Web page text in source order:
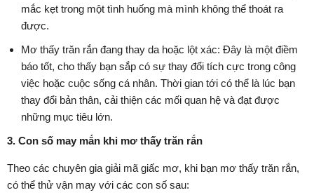
mắc kẹt trong một tình huống mà mình không thể thoát ra
được.
Mơ thấy trăn rắn đang thay da hoặc lột xác: Đây là một điềm
báo tốt, cho thấy bạn sắp có sự thay đổi tích cực trong công
việc hoặc cuộc sống cá nhân. Thời gian tới có thể là lúc bạn
thay đổi bản thân, cải thiện các mối quan hệ và đạt được
những mục tiêu lớn.
3. Con số may mắn khi mơ thấy trăn rắn
Theo các chuyên gia giải mã giấc mơ, khi bạn mơ thấy trăn rắn,
có thể thử vận may với các con số sau: